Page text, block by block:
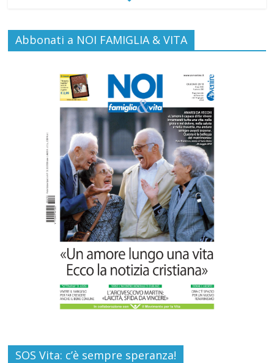
Inghilterra e Galles: la lobby
dell’eutanasia ci riprova. Ma il fronte del
“No” (medici in testa) si compatta
“Pace nel grembo è pace nel mondo”: a
Lecce il 46° Convegno Nazionale del
Movimento per la Vita
31 Luglio 2026 Commenti disabilitati
Life on air: in ascolto per la vita
26 Luglio 2026 Commenti disabilitati
Abbonati a NOI FAMIGLIA & VITA
SOS Vita: c’è sempre speranza!